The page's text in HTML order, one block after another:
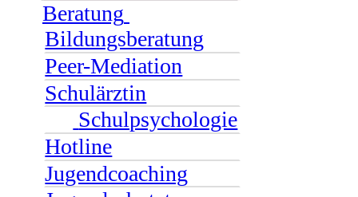
Beratung
Bildungsberatung
Peer-Mediation
Schulärztin
Schulpsychologie
Hotline
Jugendcoaching